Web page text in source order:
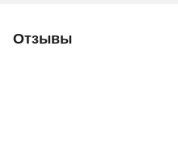
Отзывы